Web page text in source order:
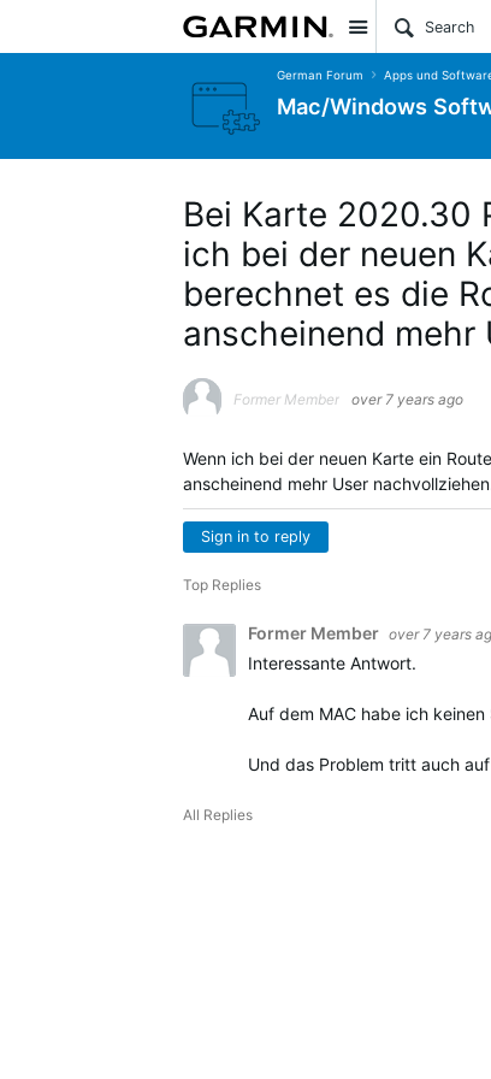
Site
German Forum Apps und
Mac/Windows
Bei Karte 2020.30
ich bei der neuen
berechnet es die
anscheinend mehr
Former Member over 7 years ago
Wenn ich bei der neuen Karte ein
anscheinend mehr User
Sign in to reply
Top Replies
Former Member over 7 years
Interessante Antwort.
Auf dem MAC habe ich
Und das Problem tritt auch
All Replies